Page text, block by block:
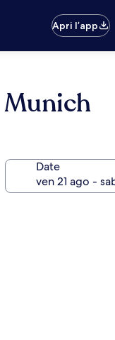
Apri l’app
Date